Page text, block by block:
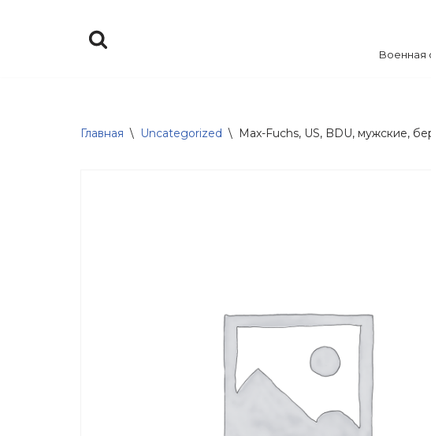
Военная
Главная \ Uncategorized \ Max-Fuchs, US, BDU, мужские,